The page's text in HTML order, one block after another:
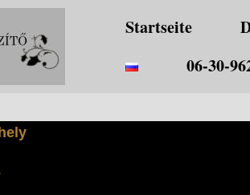
Startseite
06-30-